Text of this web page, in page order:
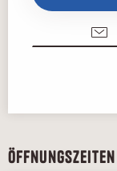
Öffnungszeiten